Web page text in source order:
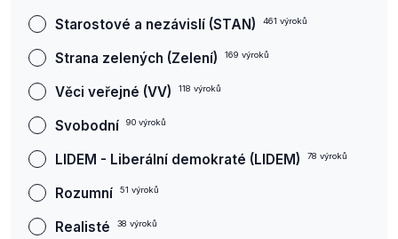
Starostové a nezávislí (STAN) 461 výroků
Strana zelených (Zelení) 169 výroků
Věci veřejné (VV) 118 výroků
Svobodní 90 výroků
LIDEM - Liberální demokraté (LIDEM) 78 výroků
Rozumní 51 výroků
Realisté 38 výroků